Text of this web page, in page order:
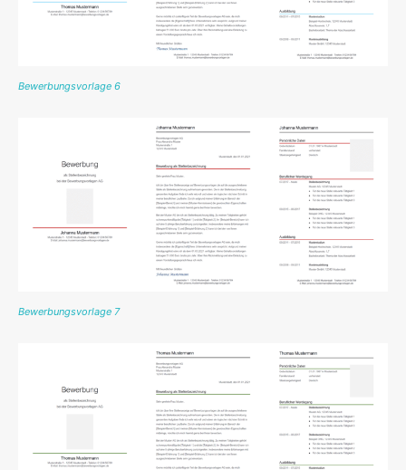
Bewerbungsvorlage 6
Bewerbungsvorlage 7